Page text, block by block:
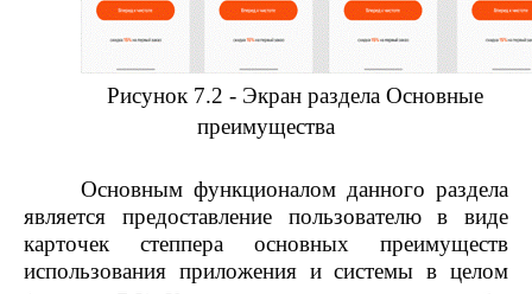
Рисунок 7.2 - Экран раздела Основные
преимущества
Основным функционалом данного раздела
является предоставление пользователю в виде
карточек степпера основных преимуществ
использования приложения и системы в целом